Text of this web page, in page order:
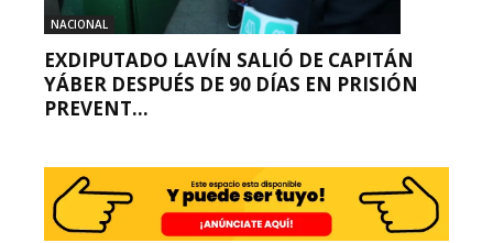
NACIONAL
EXDIPUTADO LAVÍN SALIÓ DE CAPITÁN
YÁBER DESPUÉS DE 90 DÍAS EN PRISIÓN
PREVENT...